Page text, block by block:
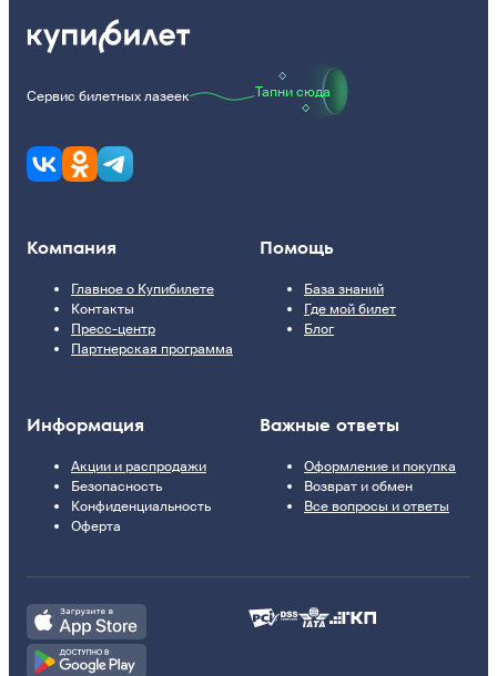
Сервис билетных лазеек Тапни сюда
Компания
Главное о Купибилете
Контакты
Пресс-центр
Партнерская программа
Помощь
База знаний
Где мой билет
Блог
Информация
Акции и распродажи
Безопасность
Конфиденциальность
Оферта
Важные ответы
Оформление и покупка
Возврат и обмен
Все вопросы и ответы